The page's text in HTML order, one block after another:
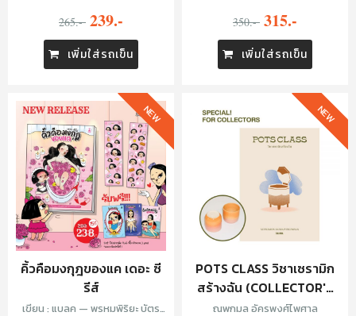
265.- 239.-
เพิ่มใส่รถเข็น
350.- 315.-
เพิ่มใส่รถเข็น
คิ้วคือมงกุฎของแค เดอะ ซี
รีส์
เขียน : แบลค — พรหมพิริยะ บัตร
NEW
POTS CLASS วิชาเซรามิก
สร้างฉัน (COLLECTOR'S
EDITION)
ณพกมล อัครพงศ์ไพศาล
NEW